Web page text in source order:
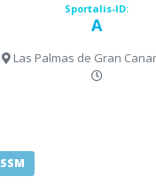
Sportalis-ID:
A
Las Palmas de Gran
SSM